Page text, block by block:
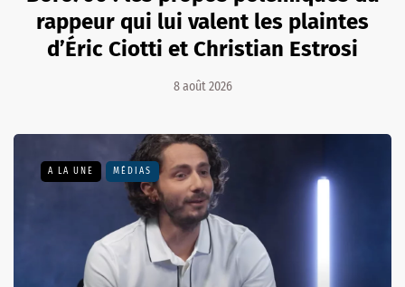
rappeur qui lui valent les plaintes
d’Éric Ciotti et Christian Estrosi
8 août 2026
A LA UNE MÉDIAS